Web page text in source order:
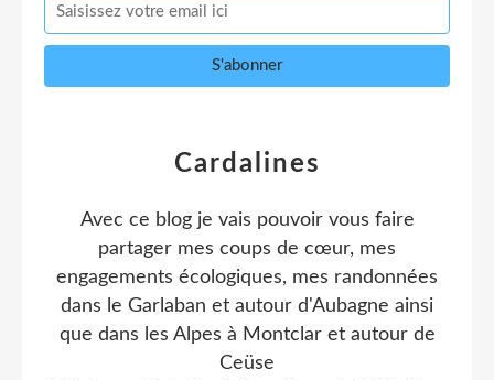
Cardalines
Avec ce blog je vais pouvoir vous faire
partager mes coups de cœur, mes
engagements écologiques, mes randonnées
dans le Garlaban et autour d'Aubagne ainsi
que dans les Alpes à Montclar et autour de
Ceüse